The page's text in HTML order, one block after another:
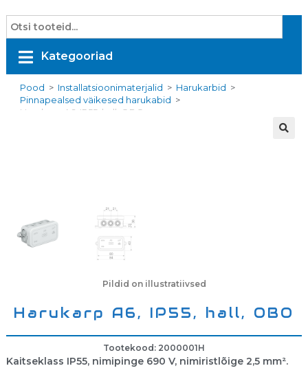
Kategooriad
Pood > Installatsioonimaterjalid > Harukarbid >
Pinnapealsed väikesed harukabid >
Harukarp A6, IP55, hall, OBO
Harukarp A6, IP55, hall, OBO
Tootekood: 2000001H
Kaitseklass IP55, nimipinge 690 V, nimiristlõige 2,5 mm².
Pildid on illustratiivsed